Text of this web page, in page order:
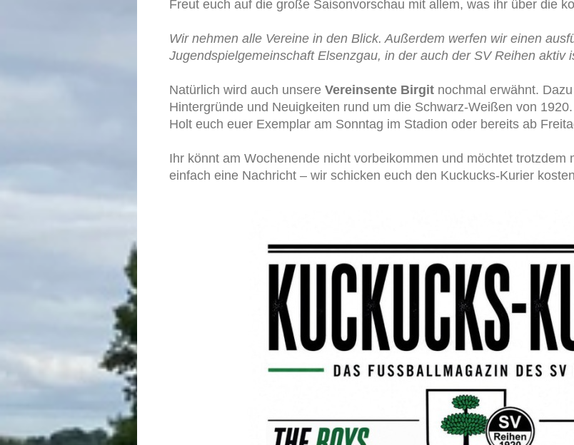
Freut euch auf die große Saisonvorschau mit allem, was ihr über die
Wir nehmen alle Vereine in den Blick. Außerdem werfen wir einen
Jugendspielgemeinschaft Elsenzgau, in der auch der SV Reihen aktiv
Natürlich wird auch unsere Vereinsente Birgit nochmal erwähnt.
Hintergründe und Neuigkeiten rund um die Schwarz-Weißen von 1920.
Holt euch euer Exemplar am Sonntag im Stadion oder bereits ab
Ihr könnt am Wochenende nicht vorbeikommen und möchtet trotzdem
einfach eine Nachricht – wir schicken euch den Kuckucks-Kurier